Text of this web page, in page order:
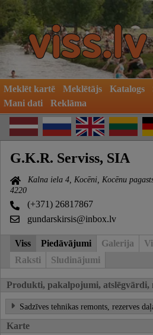
Meklēt kartē Meklētājs Katalogs
Mani dati
Reklāma
G.K.R. Serviss, SIA
Kalna iela 4, Kocēni, Kocēnu
4220
(+371) 26817867
gundarskirsis@inbox.lv
Viss Piedāvājumi Galerija
Raksti
Sludinājumi
Produkti, pakalpojumi, atslēgvārdi,
Sadzīves tehnikas remonts, rezerves
Karte